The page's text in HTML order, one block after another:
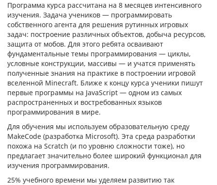
Программа курса рассчитана на 8 месяцев интенсивного
изучения. Задача учеников — программировать
собственного агента для решения рутинных игровых
задач: построение различных объектов, добыча ресурсов,
защита от мобов. Для этого ребята осваивают
фундаментальные темы программирования — циклы,
условные конструкции, массивы — и учатся применять
полученные знания на практике в построении игровой
вселенной Minecraft. Ближе к концу курса ученики пишут
первые программы на JavaScript — одном из самых
распространенных и востребованных языков
программирования в мире.
Для обучения мы используем образовательную среду
MakeCode (разработка Microsoft). Эта среда разработки
похожа на Scratch (и по уровню сложности тоже), но
предлагает значительно более широкий функционал для
изучения программирования.
25% учебного времени мы уделяем развитию так